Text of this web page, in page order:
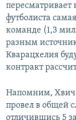
пересматривает
футболиста
команде (1,3
разным
Кварацхелия
контракт
Напомним,
провел в общей
отличившись 5